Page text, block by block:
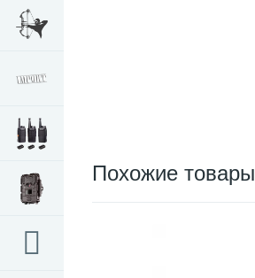
Похожие товары